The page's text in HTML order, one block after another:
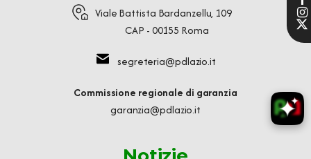
Viale Battista Bardanzellu, 109
CAP - 00155 Roma
segreteria@pdlazio.it
Commissione regionale di garanzia
garanzia@pdlazio.it